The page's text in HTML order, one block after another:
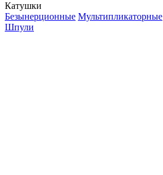
Катушки
Безынерционные Мультипликаторные
Шпули